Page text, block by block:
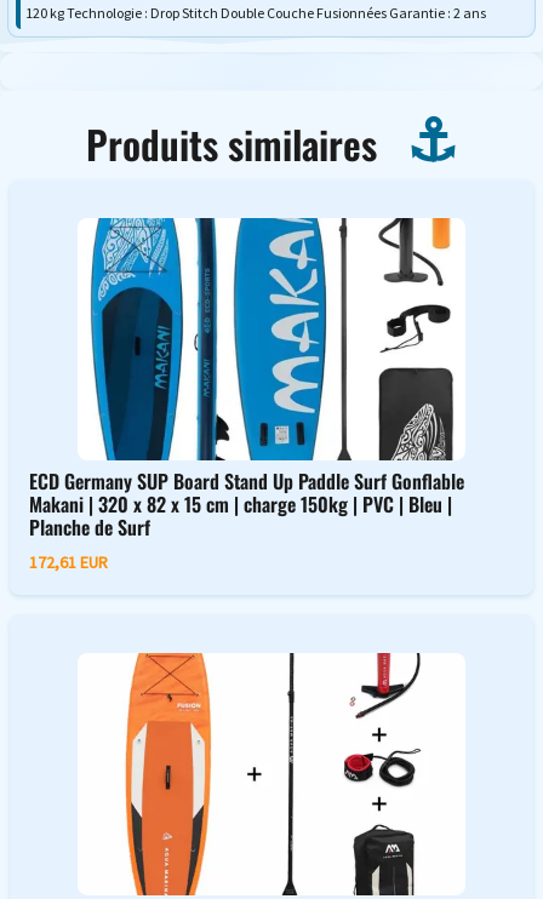
120 kg Technologie : Drop Stitch Double Couche Fusionnées Garantie : 2 ans
Produits similaires
ECD Germany SUP Board Stand Up Paddle Surf Gonflable
Makani | 320 x 82 x 15 cm | charge 150kg | PVC | Bleu |
Planche de Surf
172,61 EUR